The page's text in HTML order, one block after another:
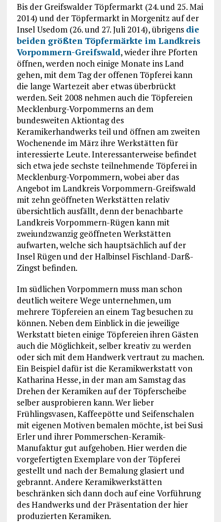
Bis der Greifswalder Töpfermarkt (24. und 25. Mai
2014) und der Töpfermarkt in Morgenitz auf der
Insel Usedom (26. und 27. Juli 2014), übrigens die
beiden größten Töpfermärkte im Landkreis
Vorpommern-Greifswald, wieder ihre Pforten
öffnen, werden noch einige Monate ins Land
gehen, mit dem Tag der offenen Töpferei kann
die lange Wartezeit aber etwas überbrückt
werden. Seit 2008 nehmen auch die Töpfereien
Mecklenburg-Vorpommerns an dem
bundesweiten Aktiontag des
Keramikerhandwerks teil und öffnen am zweiten
Wochenende im März ihre Werkstätten für
interessierte Leute. Interessanterweise befindet
sich etwa jede sechste teilnehmende Töpferei in
Mecklenburg-Vorpommern, wobei aber das
Angebot im Landkreis Vorpommern-Greifswald
mit zehn geöffneten Werkstätten relativ
übersichtlich ausfällt, denn der benachbarte
Landkreis Vorpommern-Rügen kann mit
zweiundzwanzig geöffneten Werkstätten
aufwarten, welche sich hauptsächlich auf der
Insel Rügen und der Halbinsel Fischland-Darß-
Zingst befinden.
Im südlichen Vorpommern muss man schon
deutlich weitere Wege unternehmen, um
mehrere Töpfereien an einem Tag besuchen zu
können. Neben dem Einblick in die jeweilige
Werkstatt bieten einige Töpfereien ihren Gästen
auch die Möglichkeit, selber kreativ zu werden
oder sich mit dem Handwerk vertraut zu machen.
Ein Beispiel dafür ist die Keramikwerkstatt von
Katharina Hesse, in der man am Samstag das
Drehen der Keramiken auf der Töpferscheibe
selber ausprobieren kann. Wer lieber
Frühlingsvasen, Kaffeepötte und Seifenschalen
mit eigenen Motiven bemalen möchte, ist bei Susi
Erler und ihrer Pommerschen-Keramik-
Manufaktur gut aufgehoben. Hier werden die
vorgefertigten Exemplare von der Töpferei
gestellt und nach der Bemalung glasiert und
gebrannt. Andere Keramikwerkstätten
beschränken sich dann doch auf eine Vorführung
des Handwerks und der Präsentation der hier
produzierten Keramiken.